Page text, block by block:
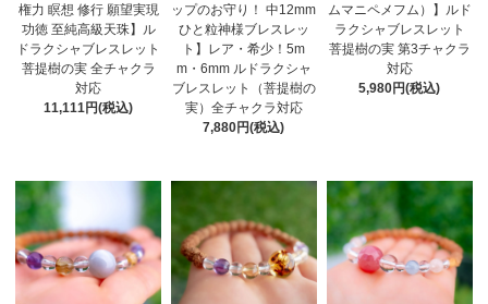
権力 瞑想 修行 願望実現
功徳 至純高級天珠】ル
ドラクシャブレスレット
菩提樹の実 全チャクラ
対応
11,111円(税込)
ップのお守り！ 中12mm
ひと粒神様ブレスレッ
ト】レア・希少！5m
m・6mm ルドラクシャ
ブレスレット（菩提樹の
実）全チャクラ対応
7,880円(税込)
ムマニペメフム）】ルド
ラクシャブレスレット
菩提樹の実 第3チャクラ
対応
5,980円(税込)